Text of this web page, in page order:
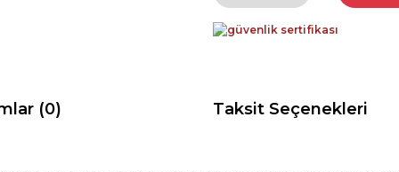
(0) Taksit Seçenekleri